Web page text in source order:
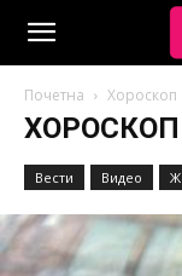
Почетна Хороскоп
ХОРОСКОП
Вести Видео